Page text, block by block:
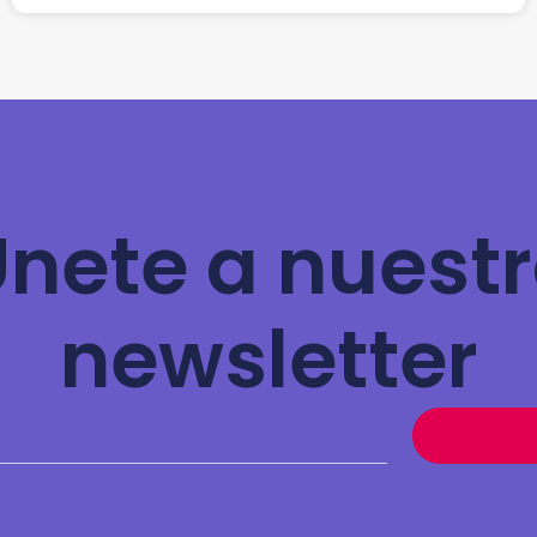
a
newsletter